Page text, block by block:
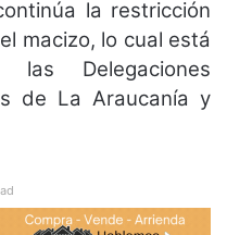
la restricción
macizo, lo cual está
Delegaciones
de La Araucanía y